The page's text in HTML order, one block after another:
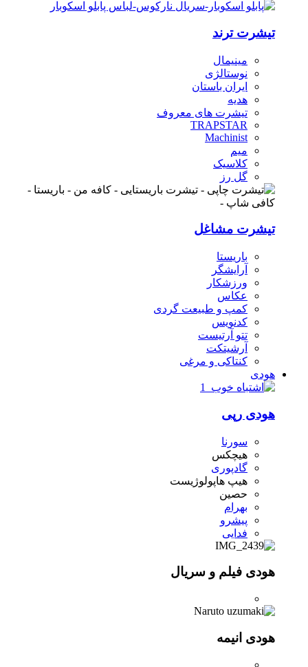
تیشرت ترند
مینیمال
نوستالژی
ایران باستان
هدیه
تیشرت های معروف
TRAPSTAR
Machinist
میم
کلاسیک
گل رز
تیشرت مشاغل
باریستا
آرایشگر
ورزشکار
عکاس
کمپ و طبیعت گردی
کدنویس
تتو آرتیست
آرشیتکت
کنتاکی و مرغی
هودی
هودی رپی
سورنا
هیچکس
گادپوری
هیپ هاپولوژیست
حصین
بهرام
پیشرو
فدایی
هودی فیلم و سریال
هودی انیمه